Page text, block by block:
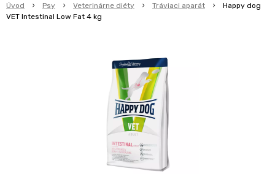
Úvod Psy Veterinárne diéty Tráviaci aparát
Happy dog
VET Intestinal Low Fat 4 kg